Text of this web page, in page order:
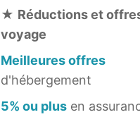
★ Réductions et
voyage
Meilleures offres
d'hébergement
5% ou plus en